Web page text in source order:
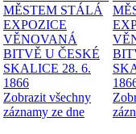
MĚSTEM STÁLÁ
EXPOZICE
VĚNOVANÁ
BITVĚ U ČESKÉ
SKALICE 28. 6.
1866
Zobrazit všechny
záznamy ze dne